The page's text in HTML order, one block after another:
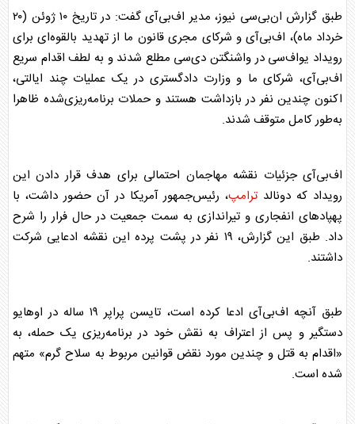
طبق گزارش ان‌بی‌سی نیوز، مدیر اف‌بی‌آی گفت: در تاریخ ۱۰ ژوئن (۲۰
خرداد ماه)، اف‌بی‌آی و شرکای مجری قانون ما از تهدید بالقوه‌ای برای
رویداد یواف‌سی در واشنگتن دی‌سی مطلع شدند و به لطف اقدام سریع
اف‌بی‌آی، شرکای ما و وزارت دادگستری در یک عملیات چند ایالتی،
اکنون چندین نفر در بازداشت هستند و حملات برنامه‌ریزی‌شده ظاهرا
به‌طور کامل متوقف شدند.
اف‌بی‌آی جزئیات نقشه مهاجمان احتمالی برای هدف قرار دادن این
رویداد که دونالد ترامپ، رئیس‌جمهور آمریکا در آن حضور داشت، با
پهپاد‌های انفجاری و تیراندازی به سمت جمعیت در حال فرار را شرح
داد. طبق این گزارش، ۱۹ نفر در پشت پرده این نقشه ادعایی شرکت
داشتند.
طبق آنچه اف‌بی‌آی ادعا کرده است، تایسن پراپر ۱۹ ساله در اوهایو
دستگیر و پس از اعتراف به نقش خود در برنامه‌ریزی یک حمله، به
«اقدام به قتل و چندین مورد نقض قوانین مربوط به سلاح گرم» متهم
شده است.